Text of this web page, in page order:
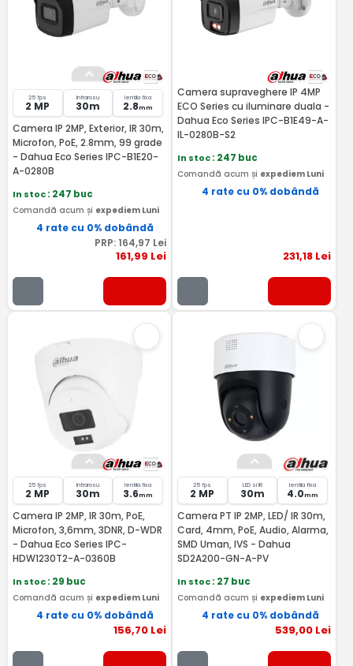
25 fps
2 MP
Infrarosu
30m
lentila fixa
2.8mm
Camera IP 2MP, Exterior, IR 30m,
Microfon, PoE, 2.8mm, 99 grade
- Dahua Eco Series IPC-B1E20-
A-0280B
In stoc: 247 buc
Comandă acum și expediem Luni
4 rate cu 0% dobândă
PRP: 164,97 Lei
161,99 Lei
Camera supraveghere IP 4MP
ECO Series cu iluminare duala -
Dahua Eco Series IPC-B1E49-A-
IL-0280B-S2
In stoc: 247 buc
Comandă acum și expediem Luni
4 rate cu 0% dobândă
231,18 Lei
25 fps
2 MP
Infrarosu
30m
lentila fixa
3.6mm
Camera IP 2MP, IR 30m, PoE,
Microfon, 3,6mm, 3DNR, D-WDR
- Dahua Eco Series IPC-
HDW1230T2-A-0360B
In stoc: 29 buc
Comandă acum și expediem Luni
4 rate cu 0% dobândă
156,70Lei
25 fps
2 MP
LED si IR
30m
lentila fixa
4.0mm
Camera PT IP 2MP, LED/ IR 30m,
Card, 4mm, PoE, Audio, Alarma,
SMD Uman, IVS - Dahua
SD2A200-GN-A-PV
In stoc: 27 buc
Comandă acum și expediem Luni
4 rate cu 0% dobândă
539,00 Lei